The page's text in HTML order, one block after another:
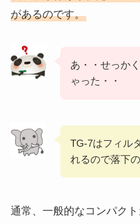
があるのです。
あ・・せっか
ゃった・・
TG-7はフィル
れるので落下
通常、一般的なコンパク